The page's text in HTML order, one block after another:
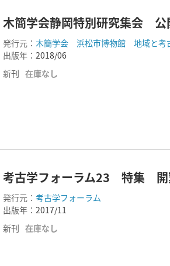
木簡学会静岡特別研究集会 公
発行元： 木簡学会 浜松市博物館 地域と考
出版年： 2018/06
新刊 在庫なし
考古学フォーラム23 特集 開
発行元： 考古学フォーラム
出版年： 2017/11
新刊 在庫なし